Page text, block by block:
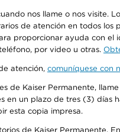
nos llame o nos visite.
de atención en todos
proporcionar ayuda con
por video u otras.
atención, comuníquese con
Kaiser Permanente,
un plazo de tres (3) días
esta copia impresa.
de Kaiser Permanente.